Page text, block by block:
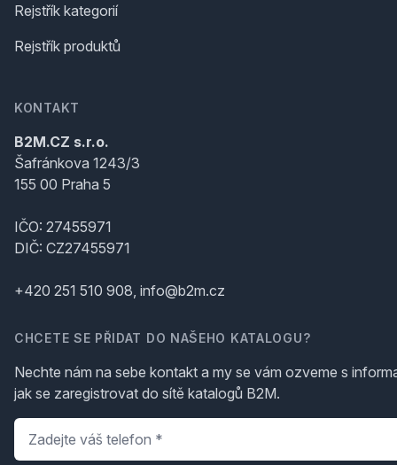
Rejstřík kategorií
Rejstřík produktů
KONTAKT
B2M.CZ s.r.o.
Šafránkova 1243/3
155 00 Praha 5
IČO: 27455971
DIČ: CZ27455971
+420 251 510 908, info@b2m.cz
CHCETE SE PŘIDAT DO NAŠEHO KATALOGU?
Nechte nám na sebe kontakt a my se vám ozveme s
jak se zaregistrovat do sítě katalogů B2M.
Telefon